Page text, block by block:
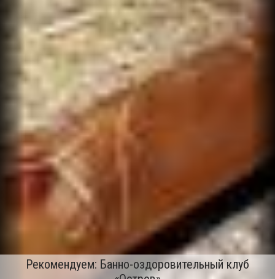
Рекомендуем: Банно-оздоровительный клуб